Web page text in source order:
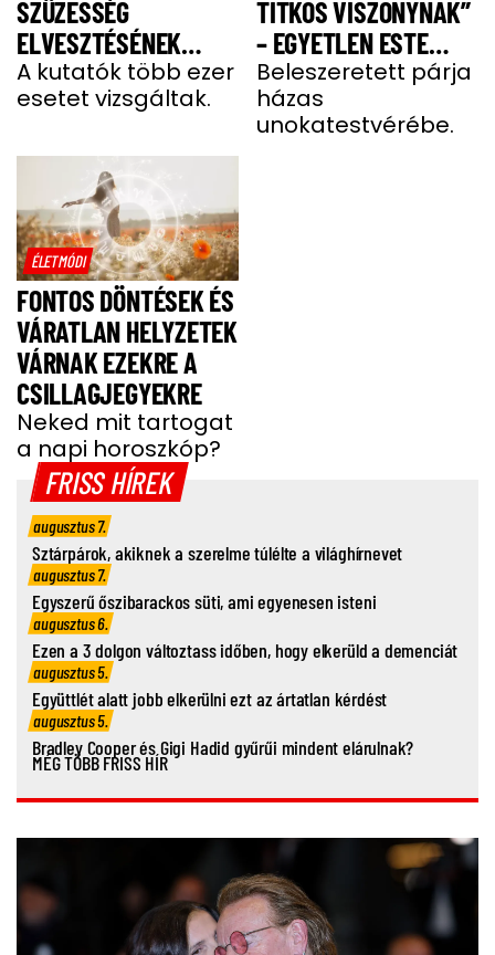
SZÜZESSÉG
ELVESZTÉSÉNEK
IDEJE AZ ÖREGEDÉST
A kutatók több ezer
esetet vizsgáltak.
TITKOS VISZONYNAK”
– EGYETLEN ESTE
ALATT SZERELMI
HÁROMSZÖGBE
CSÖPPENT
Beleszeretett párja
házas
unokatestvérébe.
ÉLETMÓDI
FONTOS DÖNTÉSEK ÉS
VÁRATLAN HELYZETEK
VÁRNAK EZEKRE A
CSILLAGJEGYEKRE
Neked mit tartogat
a napi horoszkóp?
FRISS HÍREK
augusztus 7.
Sztárpárok, akiknek a szerelme túlélte a világhírnevet
augusztus 7.
Egyszerű őszibarackos süti, ami egyenesen isteni
augusztus 6.
Ezen a 3 dolgon változtass időben, hogy elkerüld a demenciát
augusztus 5.
Együttlét alatt jobb elkerülni ezt az ártatlan kérdést
augusztus 5.
Bradley Cooper és Gigi Hadid gyűrűi mindent elárulnak?
MÉG TÖBB FRISS HÍR